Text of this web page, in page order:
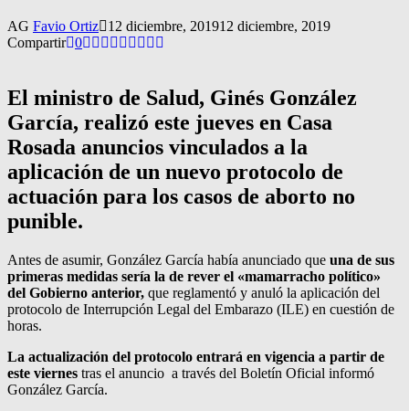
AG Favio Ortiz 12 diciembre, 201912 diciembre, 2019
Compartir 0
El ministro de Salud, Ginés González
García, realizó este jueves en Casa
Rosada anuncios vinculados a la
aplicación de un nuevo protocolo de
actuación para los casos de aborto no
punible.
Antes de asumir, González García había anunciado que una de sus
primeras medidas sería la de rever el «mamarracho político»
del Gobierno anterior, que reglamentó y anuló la aplicación del
protocolo de Interrupción Legal del Embarazo (ILE) en cuestión de
horas.
La actualización del protocolo entrará en vigencia a partir de
este viernes tras el anuncio a través del Boletín Oficial informó
González García.